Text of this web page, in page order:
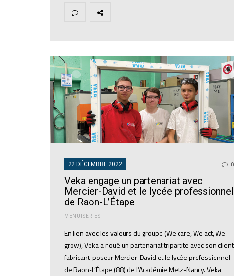
22 DÉCEMBRE 2022 0
Veka engage un partenariat avec
Mercier-David et le lycée professionnel
de Raon-L’Étape
MENUISERIES
En lien avec les valeurs du groupe (We care, We act, We
grow), Veka a noué un partenariat tripartite avec son client
fabricant-poseur Mercier-David et le lycée professionnel
de Raon-L’Étape (88) de l’Académie Metz-Nancy. Veka